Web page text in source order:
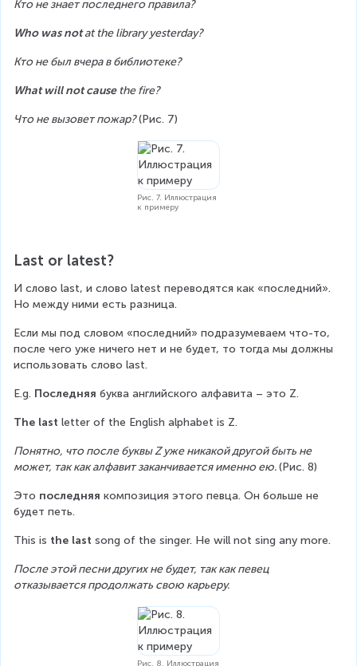
Кто не знает последнего правила?
Who was not at the library yesterday?
Кто не был вчера в библиотеке?
What will not cause the fire?
Что не вызовет пожар? (Рис. 7)
Рис. 7. Иллюстрация
к примеру
Last or latest?
И слово last, и слово latest переводятся как «последний».
Но между ними есть разница.
Если мы под словом «последний» подразумеваем что-то,
после чего уже ничего нет и не будет, то тогда мы должны
использовать слово last.
E.g. Последняя буква английского алфавита – это Z.
The last letter of the English alphabet is Z.
Понятно, что после буквы Z уже никакой другой быть не
может, так как алфавит заканчивается именно ею. (Рис. 8)
Это последняя композиция этого певца. Он больше не
будет петь.
This is the last song of the singer. He will not sing any more.
После этой песни других не будет, так как певец
отказывается продолжать свою карьеру.
Рис. 8. Иллюстрация